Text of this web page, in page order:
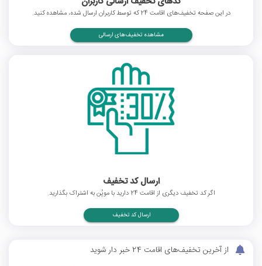
در این صفحه تخفیف‌های اقامت 24 که توسط کاربران ارسال شده، مشاهده کنید.
مشاهده تخفیف‌های ارسالی
ارسال کد تخفیف
اگر کد تخفیف دیگری از اقامت 24 دارید با موپُن به اشتراک بگذارید.
ارسال کد تخفیف
از آخرین تخفیف‌های اقامت 24 خبر دار شوید